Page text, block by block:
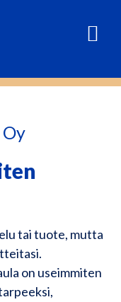
tai tuote, mutta
on useimmiten